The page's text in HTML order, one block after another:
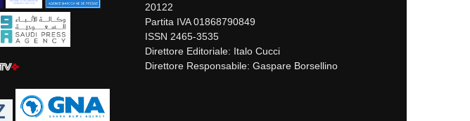
20122
Partita IVA 01868790849
ISSN 2465-3535
Direttore Editoriale: Italo Cucci
Direttore Responsabile: Gaspare Borsellino